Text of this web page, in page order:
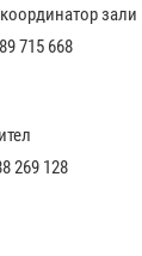
зали
715 668
269 128